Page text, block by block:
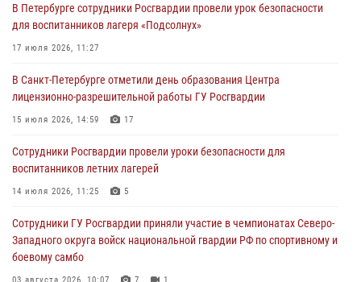
Сотрудники и военнослужащие Росгвардии обеспечили
правопорядок при проведении матча "Зенит" - "Балтика"
06 августа 2026, 07:30
В Выборгском районе наряд Росгвардии обнаружил
разыскиваемый преступный автотранспорт
05 августа 2026, 12:25 2
Петербургские росгвардейцы обнаружили объявленный в розыск
автомобиль, ранее использовавшийся при совершении кражи в
Ленобласти
В Петербурге сотрудники Росгвардии провели урок безопасности
для воспитанников лагеря «Подсолнух»
17 июля 2026, 11:27
В Санкт-Петербурге отметили день образования Центра
лицензионно-разрешительной работы ГУ Росгвардии
15 июля 2026, 14:59 17
Сотрудники Росгвардии провели уроки безопасности для
воспитанников летних лагерей
14 июля 2026, 11:25 5
Сотрудники ГУ Росгвардии приняли участие в чемпионатах Северо-
Западного округа войск национальной гвардии РФ по спортивному и
боевому самбо
03 августа 2026, 10:07 7 1